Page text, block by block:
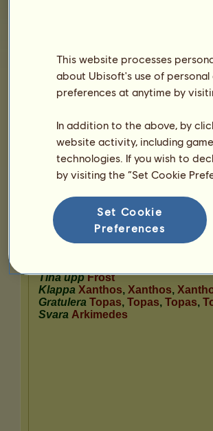
Troféer
0 2 22
Presentation
This website processes
about Ubisoft's use of personal
preferences at anytime by
In addition to the above, by
website activity, including
technologies. If you wish to
by visiting the “Set Cookie
Set Cookie
Preferences